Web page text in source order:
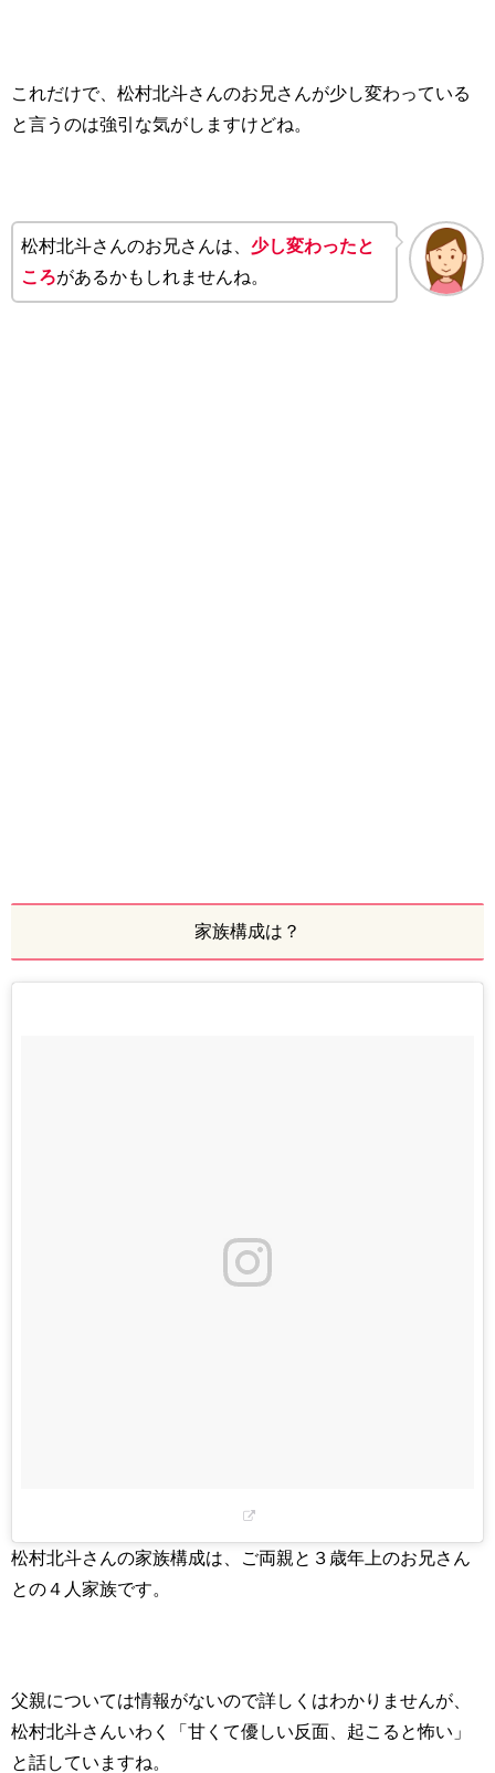
これだけで、松村北斗さんのお兄さんが少し変わっている
と言うのは強引な気がしますけどね。
松村北斗さんのお兄さんは、 少し変わったと
ころがあるかもしれませんね。
家族構成は？
松村北斗さんの家族構成は、ご両親と３歳年上のお兄さん
との４人家族です。
父親については情報がないので詳しくはわかりませんが、
松村北斗さんいわく「甘くて優しい反面、起こると怖い」
と話していますね。